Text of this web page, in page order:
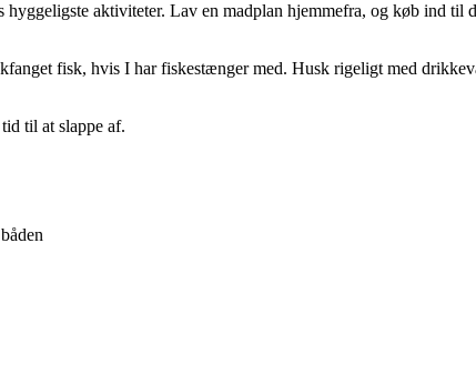
aktiviteter. Lav en madplan hjemmefra, og køb ind til
fisk, hvis I har fiskestænger med. Husk rigeligt med
til at slappe af.